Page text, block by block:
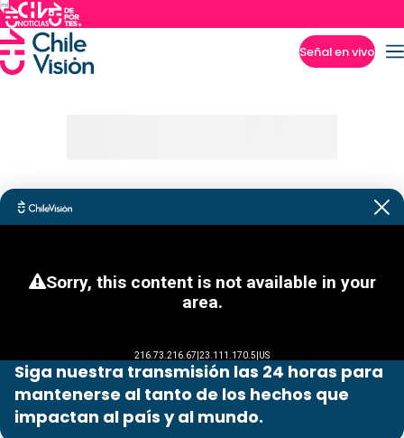
Señal en vivo
Siga nuestra transmisión las 24 horas para
mantenerse al tanto de los hechos que
impactan al país y al mundo.
Programas